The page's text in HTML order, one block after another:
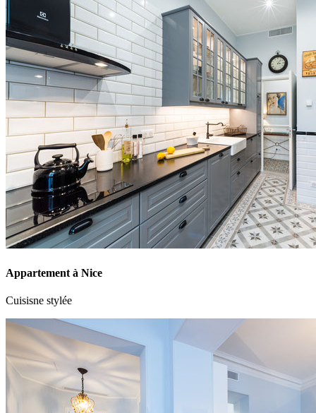
Appartement à Nice
Cuisisne stylée